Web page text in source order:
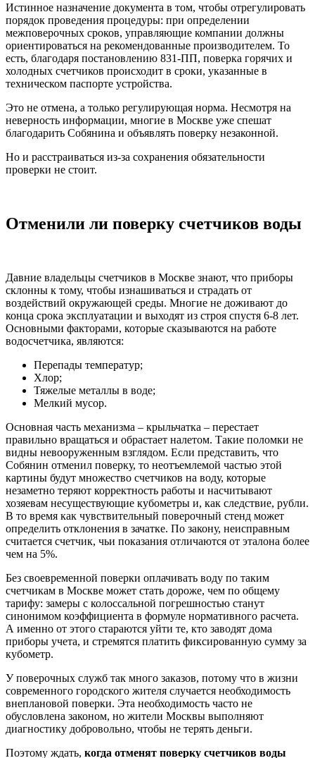
Истинное назначение документа в том, чтобы отрегулировать
порядок проведения процедуры: при определении
межповерочных сроков, управляющие компании должны
ориентироваться на рекомендованные производителем. То
есть, благодаря постановлению 831-ПП, поверка горячих и
холодных счетчиков происходит в сроки, указанные в
техническом паспорте устройства.
Это не отмена, а только регулирующая норма. Несмотря на
неверность информации, многие в Москве уже спешат
благодарить Собянина и объявлять поверку незаконной.
Но и расстраиваться из-за сохранения обязательности
проверки не стоит.
Отменили ли поверку счетчиков воды
Давние владельцы счетчиков в Москве знают, что приборы
склонны к тому, чтобы изнашиваться и страдать от
воздействий окружающей среды. Многие не доживают до
конца срока эксплуатации и выходят из строя спустя 6-8 лет.
Основными факторами, которые сказываются на работе
водосчетчика, являются:
Перепады температур;
Хлор;
Тяжелые металлы в воде;
Мелкий мусор.
Основная часть механизма – крыльчатка – перестает
правильно вращаться и обрастает налетом. Такие поломки не
видны невооруженным взглядом. Если представить, что
Собянин отменил поверку, то неотъемлемой частью этой
картины будут множество счетчиков на воду, которые
незаметно теряют корректность работы и насчитывают
хозяевам несуществующие кубометры и, как следствие, рубли.
В то время как чувствительный поверочный стенд может
определить отклонения в зачатке. По закону, неисправным
считается счетчик, чьи показания отличаются от эталона более
чем на 5%.
Без своевременной поверки оплачивать воду по таким
счетчикам в Москве может стать дороже, чем по общему
тарифу: замеры с колоссальной погрешностью станут
синонимом коэффициента в формуле нормативного расчета.
А именно от этого стараются уйти те, кто заводят дома
приборы учета, и стремятся платить фиксированную сумму за
кубометр.
У поверочных служб так много заказов, потому что в жизни
современного городского жителя случается необходимость
внеплановой поверки. Эта необходимость часто не
обусловлена законом, но жители Москвы выполняют
диагностику добровольно, чтобы не терять деньги.
Поэтому ждать, когда отменят поверку счетчиков воды